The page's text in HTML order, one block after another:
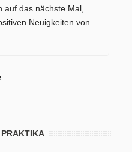
auf das nächste Mal,
Neuigkeiten von